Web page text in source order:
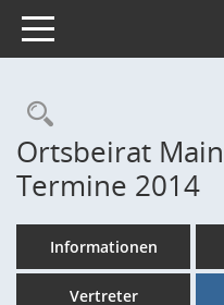
Toggle navigation
Ortsbeirat
Termine 2014
Informationen
Vertreter